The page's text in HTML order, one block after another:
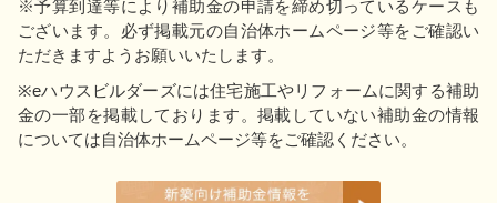
※予算到達等により補助金の申請を締め切っているケースも
ございます。必ず掲載元の自治体ホームページ等をご確認い
ただきますようお願いいたします。
※eハウスビルダーズには住宅施工やリフォームに関する補助
金の一部を掲載しております。掲載していない補助金の情報
については自治体ホームページ等をご確認ください。